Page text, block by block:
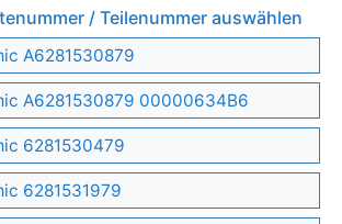
/ Teilenummer auswählen
A6281530879
A6281530879 00000634B6
6281530479
6281531979